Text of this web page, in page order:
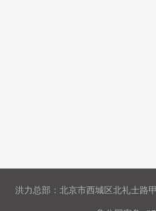
洪力总部：北京市西城区北礼士路